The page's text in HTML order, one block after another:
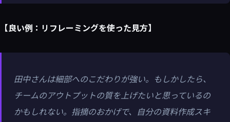
【良い例：リフレーミングを使った見方】
田中さんは細部へのこだわりが強い。もしかしたら、
チームのアウトプットの質を上げたいと思っているの
かもしれない。指摘のおかげで、自分の資料作成スキ